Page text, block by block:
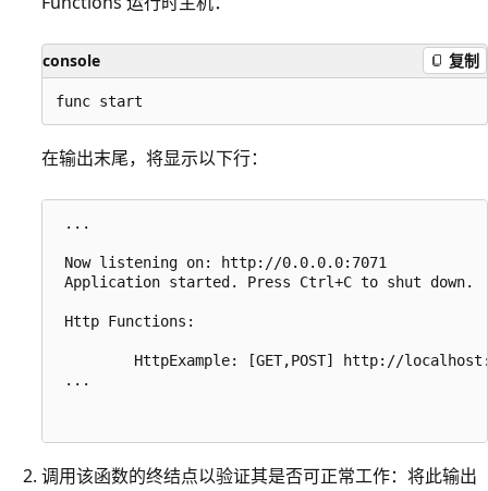
console 复制
在输出末尾，将显示以下行：
...
Now listening on: http://0.0.0.0:7071
Application started. Press Ctrl+C to shut down.
Http Functions:
HttpExample: [GET,POST] http://
...
调用该函数的终结点以验证其是否可正常工作：将此输出